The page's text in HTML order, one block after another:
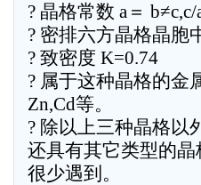
? 晶格常数 a＝ b≠c,c/
? 密排六方晶格晶胞
? 致密度 K=0.74
? 属于这种晶格的金
Zn,Cd等。
? 除以上三种晶格以
还具有其它类型的晶
很少遇到。